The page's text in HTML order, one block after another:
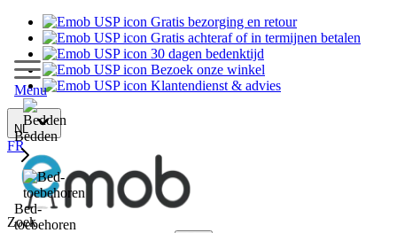
Gratis bezorging en retour
Gratis achteraf of in termijnen betalen
30 dagen bedenktijd
Bezoek onze winkel
Klantendienst & advies
NL
FR
Zoek
Menu
Bedden
Bed-
toebehoren